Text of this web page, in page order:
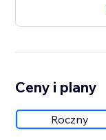
Ceny i plany
Roczny